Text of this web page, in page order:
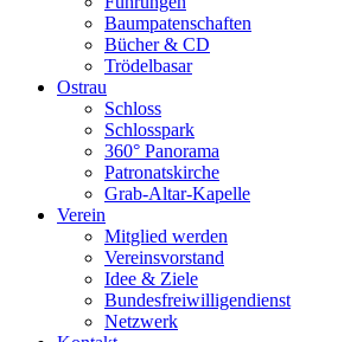
Baumpatenschaften
Bücher & CD
Trödelbasar
Ostrau
Schloss
Schlosspark
360° Panorama
Patronatskirche
Grab-Altar-Kapelle
Verein
Mitglied werden
Vereinsvorstand
Idee & Ziele
Bundesfreiwilligendienst
Netzwerk